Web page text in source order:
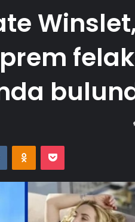
VKontakteOdnoklassniki
Pocket